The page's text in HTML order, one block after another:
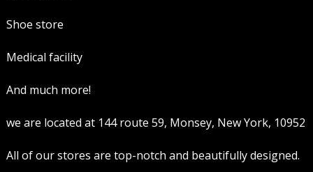
Shoe store
Medical facility
And much more!
we are located at 144 route 59, Monsey, New York, 10952
All of our stores are top-notch and beautifully designed.